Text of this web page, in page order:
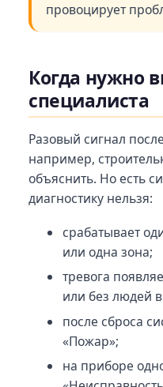
провоцирует
Когда нужно
специалиста
Разовый сигнал
например,
объяснить. Но есть
диагностику нельзя:
срабатывает
или одна зона;
тревога
или без людей
после сброса
«Пожар»;
на приборе